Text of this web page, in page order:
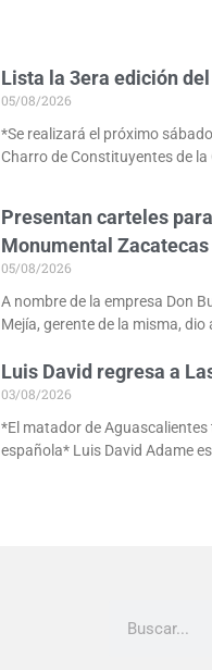
Lista la 3era edición
05/08/2026
*Se realizará el próximo
Charro de Constituyentes de la
Presentan carteles
Monumental Zacatecas
05/08/2026
A nombre de la empresa Don
Mejía, gerente de la misma, dio
Luis David regresa a
03/08/2026
*El matador de Aguascalientes
española* Luis David Adame